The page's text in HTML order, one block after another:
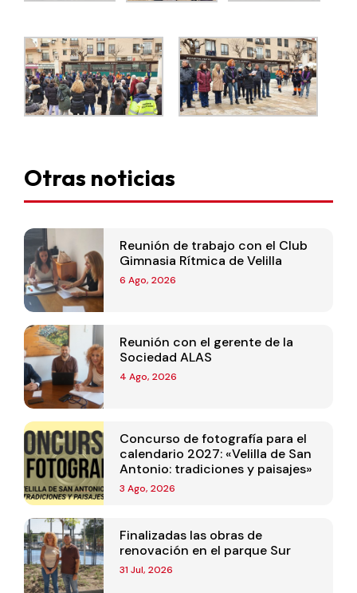
Otras noticias
Reunión de trabajo con el Club
Gimnasia Rítmica de Velilla
6 Ago, 2026
Reunión con el gerente de la
Sociedad ALAS
4 Ago, 2026
Concurso de fotografía para el
calendario 2027: «Velilla de San
Antonio: tradiciones y paisajes»
3 Ago, 2026
Finalizadas las obras de
renovación en el parque Sur
31 Jul, 2026